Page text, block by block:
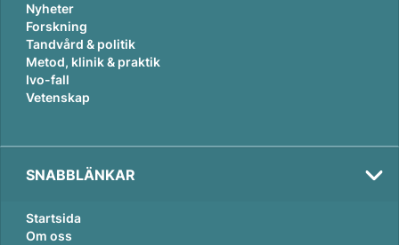
Nyheter
Forskning
Tandvård & politik
Metod, klinik & praktik
Ivo-fall
Vetenskap
SNABBLÄNKAR
Startsida
Om oss